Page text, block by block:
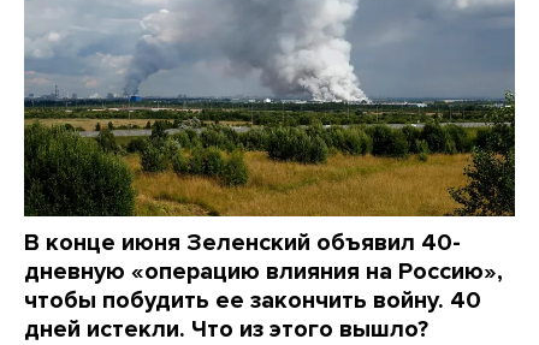
В конце июня Зеленский объявил 40-
дневную «операцию влияния на Россию»,
чтобы побудить ее закончить войну. 40
дней истекли. Что из этого вышло?